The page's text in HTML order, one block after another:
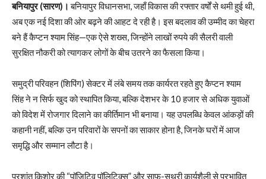
बनियापुर (सारण)। बनियापुर विधानसभा, जहाँ विकास की रफ्तार वर्षों से थमी हुई थी,
अब एक नई दिशा की ओर बढ़ने की आहट दे रही है। इस बदलाव की उम्मीद का चेहरा
बने हैं कैप्टन श्याम सिंह—एक ऐसे शख्स, जिन्होंने लाखों रुपये की सैलरी वाली
सुरक्षित नौकरी को त्यागकर लोगों के बीच उतरने का फैसला किया।
समुद्री परिवहन (शिपिंग) सेक्टर में लंबे समय तक कार्यरत रहते हुए कैप्टन श्याम
सिंह ने न सिर्फ खुद को स्थापित किया, बल्कि देशभर के 10 हजार से अधिक युवाओं
को विदेश में रोजगार दिलाने का कीर्तिमान भी बनाया। यह उपलब्धि केवल आंकड़ों की
कहानी नहीं, बल्कि उन परिवारों के सपनों का साकार होना है, जिनके घरों में आज
समृद्धि और सम्मान लौटा है।
प्रशांत किशोर की “पॉजिटिव पॉलिटिक्स” और साफ-सुथरी कार्यशैली से प्रभावित